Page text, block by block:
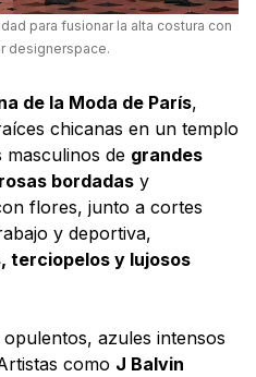
para fusionar la alta costura con
designerspace.
de la Moda de París,
chicanas en un templo
masculinos de grandes
rosas bordadas y
flores, junto a cortes
y deportiva,
terciopelos y lujosos
azules intensos
como J Balvin